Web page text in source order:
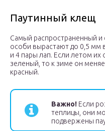
Паутинный клещ
Самый распространенный и
особи вырастают до 0,5 мм
и 4 пары лап. Если летом
зеленый, то к зиме он
красный.
Важно! Если
теплицы, они
подвержены